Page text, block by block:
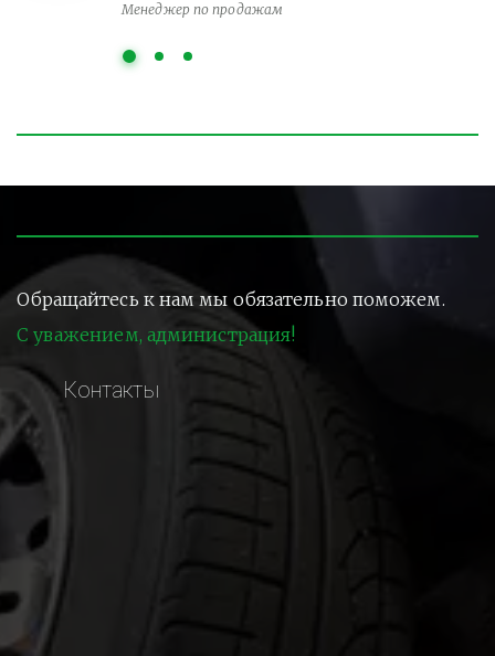
Менеджер по продажам
Обращайтесь к нам мы обязательно поможем.
С уважением, администрация!
Контакты